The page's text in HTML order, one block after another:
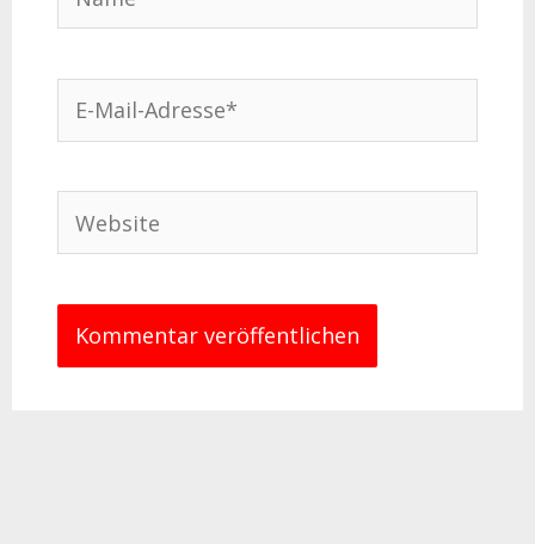
Mail-
Website